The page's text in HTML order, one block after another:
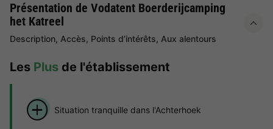
Présentation de Vodatent Boerderijcamping
het Katreel
Description, Accès, Points d’intérêts, Aux alentours
Les Plus de l'établissement
Situation tranquille dans l'Achterhoek